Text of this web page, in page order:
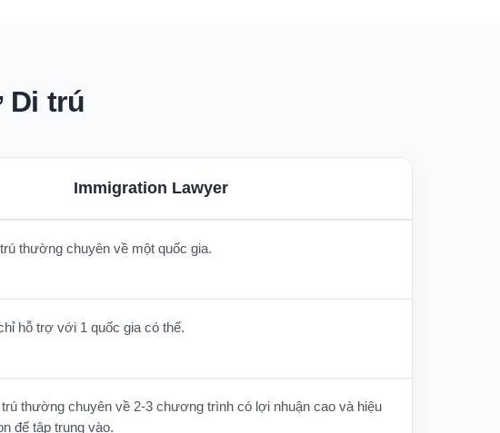
Di trú
Immigration Lawyer
thường chuyên về một quốc gia.
hỗ trợ với 1 quốc gia có thể.
thường chuyên về 2-3 chương trình có lợi nhuận cao và hiệu
để tập trung vào.